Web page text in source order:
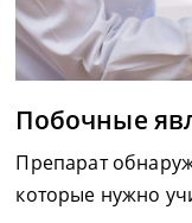
Побочные
Препарат
которые нужно